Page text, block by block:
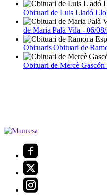
Obituari de Luis Lladó
de Maria Palà Vila - 06/
Obituaris Obituari de
Obituari de Mercè Gascón